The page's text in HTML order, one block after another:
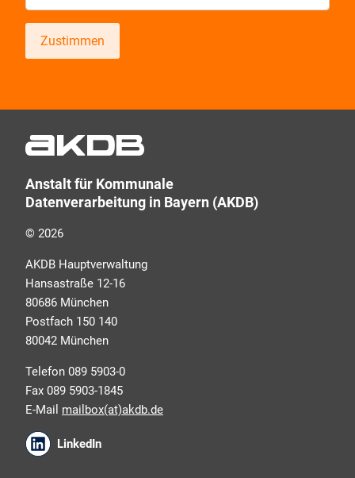
Zustimmen
Umfragen in allen Produktbereichen des AKDB
selbstverständlich kostenlos. Aber auch schnell und
ressourcenschonend, eben ganz zeitgemäß digital.
Dafür benötigen wir Ihre Einwilligung, die Sie jederzeit
Ich erkläre mich mit den AKDB-
Datenschutzbedingungen einverstanden. Detaillierte
Anstalt für Kommunale
Datenverarbeitung in Bayern (AKDB)
© 2026
AKDB Hauptverwaltung
Hansastraße 12-16
80686 München
Postfach 150 140
80042 München
Telefon 089 5903-0
Fax 089 5903-1845
E-Mail mailbox(at)akdb.de
LinkedIn